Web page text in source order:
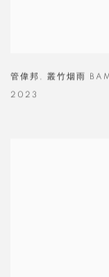
管偉邦 , 叢竹烟雨
2023